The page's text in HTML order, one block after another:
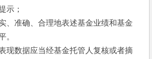
示；
确、合理地表述基金业绩和基金
。
据应当经基金托管人复核或者摘